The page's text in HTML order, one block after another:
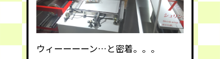
ウィーーーーン…と密着。。。